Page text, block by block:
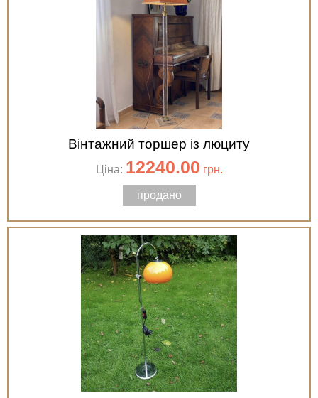
Вінтажний торшер із люциту
Ціна: 12240.00 грн.
продано